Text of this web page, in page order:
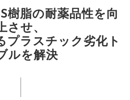
樹脂の耐薬品性を向
させ、
プラスチック劣化ト
ルを解決